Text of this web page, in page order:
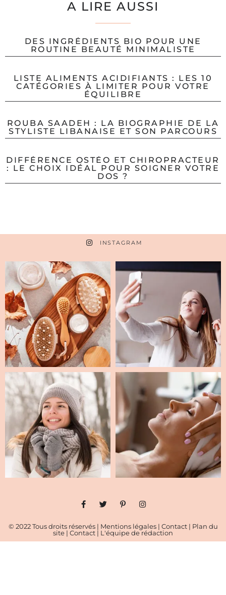
A LIRE AUSSI
DES INGRÉDIENTS BIO POUR UNE
ROUTINE BEAUTÉ MINIMALISTE
LISTE ALIMENTS ACIDIFIANTS : LES 10
CATÉGORIES À LIMITER POUR VOTRE
ÉQUILIBRE
ROUBA SAADEH : LA BIOGRAPHIE DE LA
STYLISTE LIBANAISE ET SON PARCOURS
DIFFÉRENCE OSTÉO ET CHIROPRACTEUR
: LE CHOIX IDÉAL POUR SOIGNER VOTRE
DOS ?
INSTAGRAM
© 2022 Tous droits réservés | Mentions légales| Contact| Plan du
site | Contact | L'équipe de rédaction